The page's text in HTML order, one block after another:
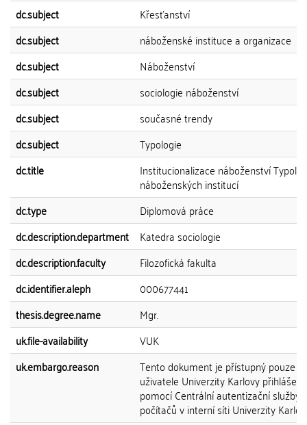
dc.subject
Křesťanství
dc.subject
náboženské instituce a organizace
dc.subject
Náboženství
dc.subject
sociologie náboženství
dc.subject
současné trendy
dc.subject
Typologie
dc.title
Institucionalizace náboženství
náboženských institucí
dc.type
Diplomová práce
dc.description.department
Katedra sociologie
dc.description.faculty
Filozofická fakulta
dc.identifier.aleph
000677441
thesis.degree.name
Mgr.
uk.file-availability
VUK
uk.embargo.reason
Tento dokument je přístupný pouze
uživatele Univerzity Karlovy přihlášené
pomocí Centrální autentizační služby
počítačů v interní síti Univerzity